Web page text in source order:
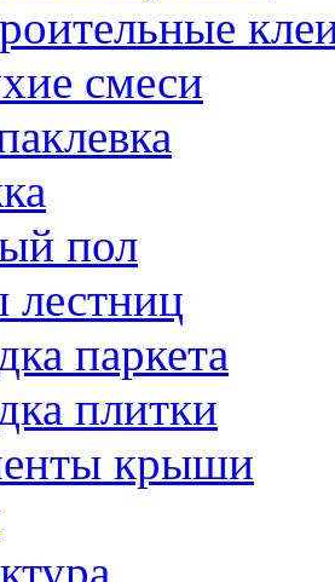
смеси
пол
паркета
плитки
крыши